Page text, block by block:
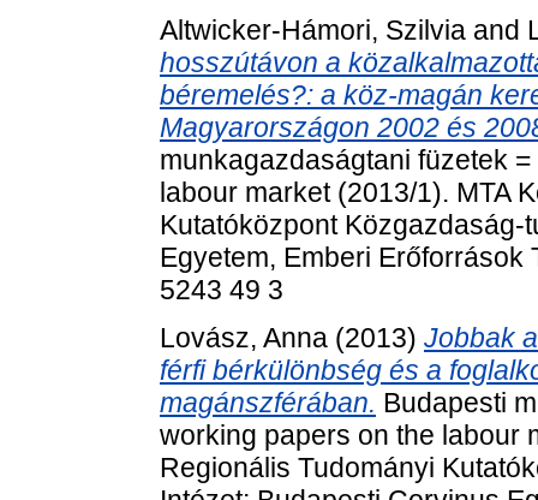
Altwicker-Hámori, Szilvia and
hosszútávon a
béremelés?: a köz-magán
Magyarországon 2002 és
munkagazdaságtani füzetek
labour market (2013/1). MTA
Kutatóközpont
Egyetem, Emberi Erőforrások
5243 49 3
Lovász, Anna (2013) Jobbak
férfi bérkülönbség és a
magánszférában. Budapesti
working papers on the labour
Regionális Tudományi